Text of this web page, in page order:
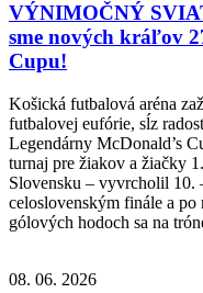
VÝNIMOČNÝ
sme nových kráľov
Cupu!
Košická futbalová aréna
futbalovej eufórie, sĺz
Legendárny McDonald’s
turnaj pre žiakov a žiačky
Slovensku – vyvrcholil 10.
celoslovenským finále a
gólových hodoch sa na
08. 06. 2026